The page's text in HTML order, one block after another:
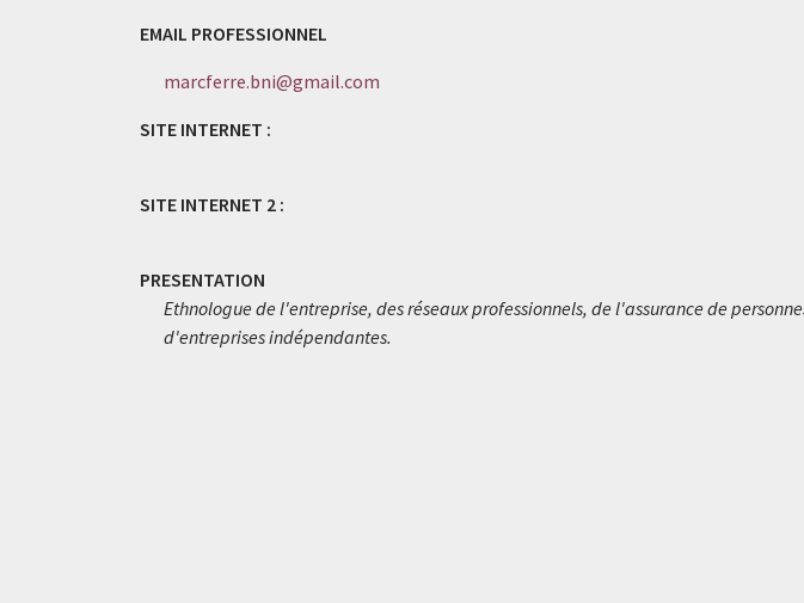
EMAIL PROFESSIONNEL
marcferre.bni@gmail.com
SITE INTERNET :
SITE INTERNET 2 :
PRESENTATION
Ethnologue de l'entreprise, des réseaux professionnels, de l'assurance de
d'entreprises indépendantes.